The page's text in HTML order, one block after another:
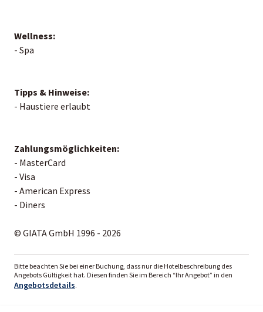
Wellness:
- Spa
Tipps & Hinweise:
- Haustiere erlaubt
Zahlungsmöglichkeiten:
- MasterCard
- Visa
- American Express
- Diners
© GIATA GmbH 1996 - 2026
Bitte beachten Sie bei einer Buchung, dass nur die Hotelbeschreibung des
Angebots Gültigkeit hat. Diesen finden Sie im Bereich “Ihr Angebot” in den
Angebotsdetails.